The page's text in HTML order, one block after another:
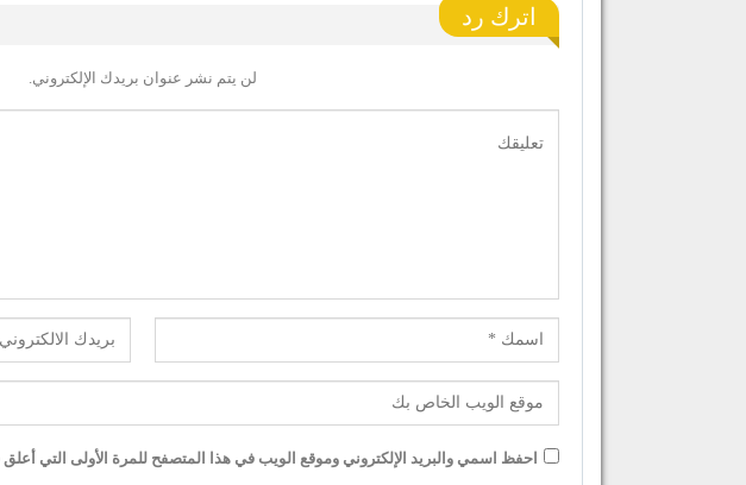
اترك رد
لن يتم نشر عنوان بريدك الإلكتروني.
احفظ اسمي والبريد الإلكتروني وموقع الويب في هذا المتصفح للمرة الأولى التي أعلق